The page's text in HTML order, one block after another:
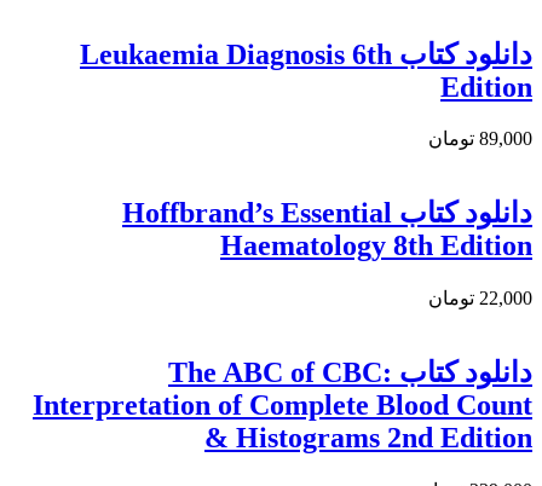
دانلود کتاب Leukaemia Diagnosis 6th
Edition
89,000 تومان
دانلود کتاب Hoffbrand’s Essential
Haematology 8th Edition
22,000 تومان
دانلود كتاب The ABC of CBC:
Interpretation of Complete Blood Count
& Histograms 2nd Edition